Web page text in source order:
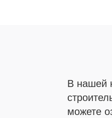
В нашей
можете